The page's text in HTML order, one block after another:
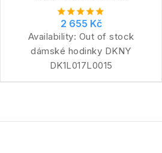
2 655 Kč
Availability: Out of stock
dámské hodinky DKNY
DK1L017L0015